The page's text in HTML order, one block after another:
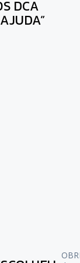
DCA